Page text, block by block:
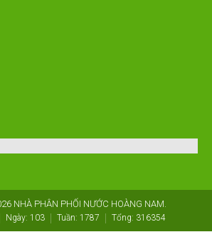
NHÀ PHÂN PHỐI NƯỚC HOÀNG NAM
Ngày: 103 Tuần: 1787 Tổng: 316354